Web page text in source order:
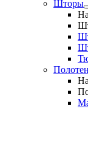
Шторы